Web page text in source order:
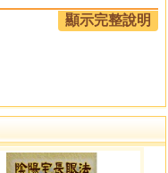
顯示完整說明